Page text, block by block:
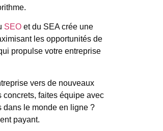
SEO et du SEA crée une
les opportunités de
propulse votre entreprise
vers de nouveaux
faites équipe avec
dans le monde en ligne ?
payant.